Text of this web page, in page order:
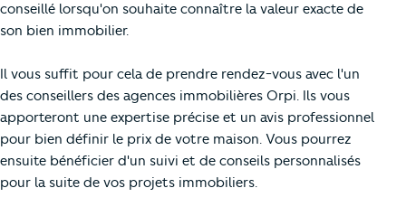
conseillé lorsqu'on souhaite connaître la valeur exacte de
son bien immobilier.
Il vous suffit pour cela de prendre rendez-vous avec l'un
des conseillers des agences immobilières Orpi. Ils vous
apporteront une expertise précise et un avis professionnel
pour bien définir le prix de votre maison. Vous pourrez
ensuite bénéficier d'un suivi et de conseils personnalisés
pour la suite de vos projets immobiliers.